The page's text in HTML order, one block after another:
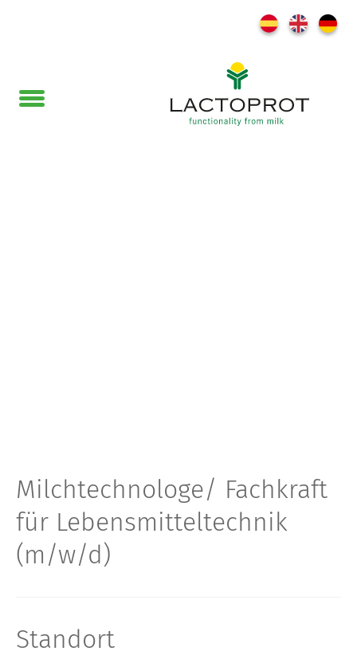
Milchtechnologe/ Fachkraft
für Lebensmitteltechnik
(m/w/d)
Standort